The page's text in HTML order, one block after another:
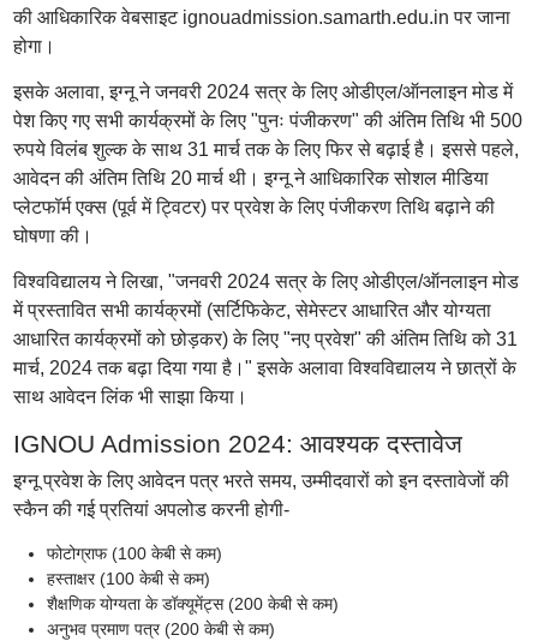
की आधिकारिक वेबसाइट ignouadmission.samarth.edu.in पर जाना
होगा।
इसके अलावा, इग्नू ने जनवरी 2024 सत्र के लिए ओडीएल/ऑनलाइन मोड में
पेश किए गए सभी कार्यक्रमों के लिए "पुनः पंजीकरण" की अंतिम तिथि भी 500
रुपये विलंब शुल्क के साथ 31 मार्च तक के लिए फिर से बढ़ाई है। इससे पहले,
आवेदन की अंतिम तिथि 20 मार्च थी। इग्नू ने आधिकारिक सोशल मीडिया
प्लेटफॉर्म एक्स (पूर्व में ट्विटर) पर प्रवेश के लिए पंजीकरण तिथि बढ़ाने की
घोषणा की।
विश्वविद्यालय ने लिखा, "जनवरी 2024 सत्र के लिए ओडीएल/ऑनलाइन मोड
में प्रस्तावित सभी कार्यक्रमों (सर्टिफिकेट, सेमेस्टर आधारित और योग्यता
आधारित कार्यक्रमों को छोड़कर) के लिए "नए प्रवेश" की अंतिम तिथि को 31
मार्च, 2024 तक बढ़ा दिया गया है।" इसके अलावा विश्वविद्यालय ने छात्रों के
साथ आवेदन लिंक भी साझा किया।
IGNOU Admission 2024: आवश्यक दस्तावेज
इग्नू प्रवेश के लिए आवेदन पत्र भरते समय, उम्मीदवारों को इन दस्तावेजों की
स्कैन की गई प्रतियां अपलोड करनी होगी-
फोटोग्राफ (100 केबी से कम)
हस्ताक्षर (100 केबी से कम)
शैक्षणिक योग्यता के डॉक्यूमेंट्स (200 केबी से कम)
अनुभव प्रमाण पत्र (200 केबी से कम)